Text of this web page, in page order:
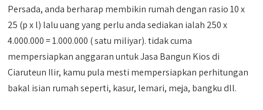
Persada, anda berharap membikin rumah dengan rasio 10 x
25 (p x l) lalu uang yang perlu anda sediakan ialah 250 x
4.000.000 = 1.000.000 ( satu miliyar). tidak cuma
mempersiapkan anggaran untuk Jasa Bangun Kios di
Ciaruteun Ilir, kamu pula mesti mempersiapkan perhitungan
bakal isian rumah seperti, kasur, lemari, meja, bangku dll.